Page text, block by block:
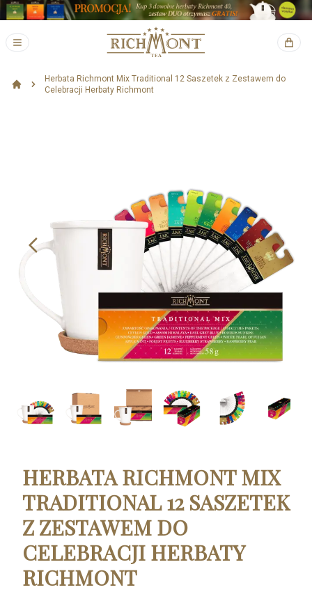
Herbata Richmont Mix Traditional 12 Saszetek z Zestawem do
Celebracji Herbaty Richmont
HERBATA RICHMONT MIX
TRADITIONAL 12 SASZETEK
Z ZESTAWEM DO
CELEBRACJI HERBATY
RICHMONT